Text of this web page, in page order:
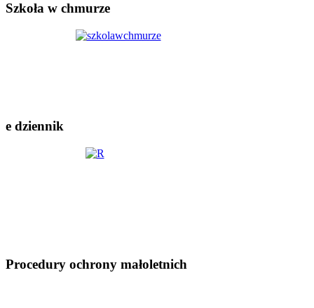
Szkoła w chmurze
e dziennik
Procedury ochrony małoletnich